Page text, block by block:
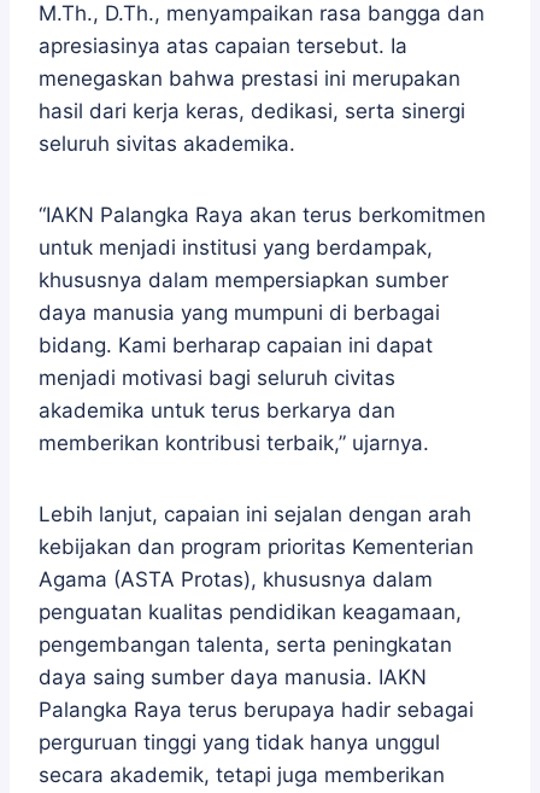
M.Th., D.Th., menyampaikan rasa bangga dan
apresiasinya atas capaian tersebut. Ia
menegaskan bahwa prestasi ini merupakan
hasil dari kerja keras, dedikasi, serta sinergi
seluruh sivitas akademika.
“IAKN Palangka Raya akan terus berkomitmen
untuk menjadi institusi yang berdampak,
khususnya dalam mempersiapkan sumber
daya manusia yang mumpuni di berbagai
bidang. Kami berharap capaian ini dapat
menjadi motivasi bagi seluruh civitas
akademika untuk terus berkarya dan
memberikan kontribusi terbaik,” ujarnya.
Lebih lanjut, capaian ini sejalan dengan arah
kebijakan dan program prioritas Kementerian
Agama (ASTA Protas), khususnya dalam
penguatan kualitas pendidikan keagamaan,
pengembangan talenta, serta peningkatan
daya saing sumber daya manusia. IAKN
Palangka Raya terus berupaya hadir sebagai
perguruan tinggi yang tidak hanya unggul
secara akademik, tetapi juga memberikan